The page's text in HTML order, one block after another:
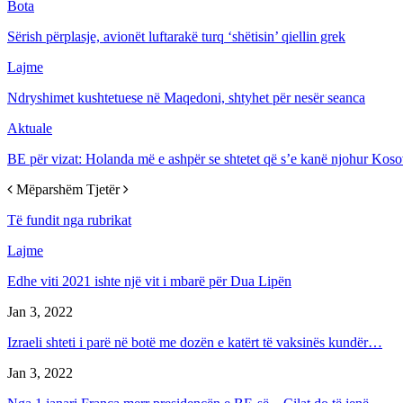
Bota
Sërish përplasje, avionët luftarakë turq ‘shëtisin’ qiellin grek
Lajme
Ndryshimet kushtetuese në Maqedoni, shtyhet për nesër seanca
Aktuale
BE pёr vizat: Holanda mё e ashpёr se shtetet qё s’e kanё njohur
Mëparshëm Tjetër
Të fundit nga rubrikat
Lajme
Edhe viti 2021 ishte një vit i mbarë për Dua Lipën
Jan 3, 2022
Izraeli shteti i parë në botë me dozën e katërt të vaksinës kundër…
Jan 3, 2022